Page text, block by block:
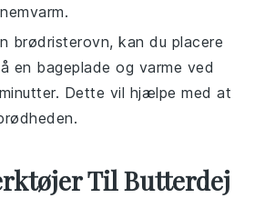
brødristerovn, kan du placere
en bageplade og varme ved
Dette vil hjælpe med at
Til Butterdej